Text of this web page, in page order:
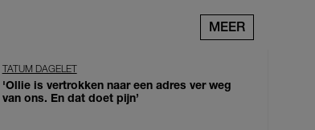
MEER
TATUM DAGELET
'Ollie is vertrokken naar een adres ver weg
van ons. En dat doet pijn’